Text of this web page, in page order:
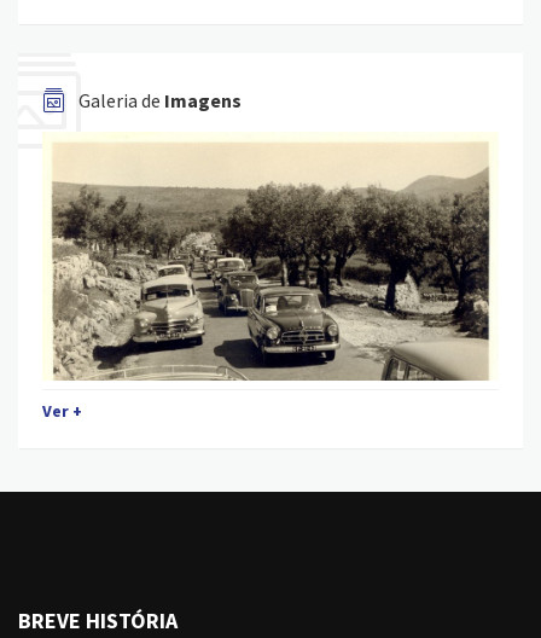
Galeria de Imagens
Ver +
BREVE HISTÓRIA